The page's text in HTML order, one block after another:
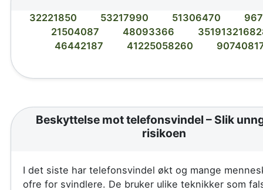
32221850 53217990 51306470
21504087
48093366
46442187
41225058260
Beskyttelse mot telefonsvindel – Slik
risikoen
I det siste har telefonsvindel økt og mange
ofre for svindlere. De bruker ulike teknikker som